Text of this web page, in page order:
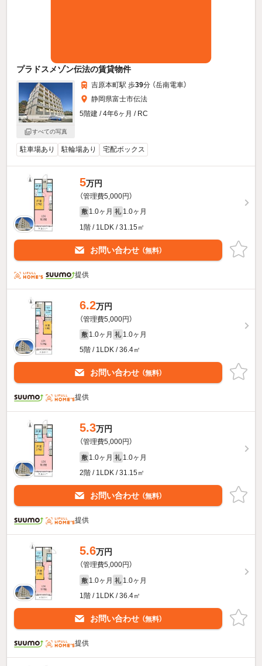
プラドスメゾン伝法の賃貸物件
すべての写真
吉原本町駅 歩39分 （岳南電車）
静岡県富士市伝法
5階建 / 4年6ヶ月 / RC
駐車場あり 駐輪場あり 宅配ボックス
5万円
（管理費5,000円）
敷 1.0ヶ月 礼 1.0ヶ月
1階 / 1LDK / 31.15㎡
お問い合わせ （無料）
提供
6.2万円
（管理費5,000円）
敷 1.0ヶ月 礼 1.0ヶ月
5階 / 1LDK / 36.4㎡
お問い合わせ （無料）
提供
5.3万円
（管理費5,000円）
敷 1.0ヶ月 礼 1.0ヶ月
2階 / 1LDK / 31.15㎡
お問い合わせ （無料）
提供
5.6万円
（管理費5,000円）
敷 1.0ヶ月 礼 1.0ヶ月
1階 / 1LDK / 36.4㎡
お問い合わせ （無料）
提供